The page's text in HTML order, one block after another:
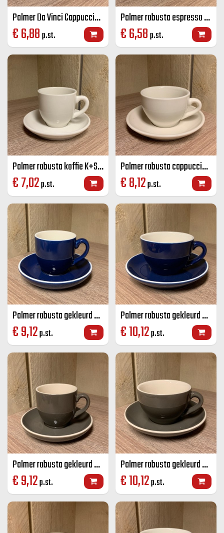
Palmer Da Vinci Cappuccino K+S 20 cl ivoor
€6,88p.st.
Palmer robusta espresso K+S ivoor 8 CL
€6,58p.st.
Palmer robusta koffie K+S ivoor 14 CL
€7,02p.st.
Palmer robusta cappuccino K+S ivoor 18 CL
€8,12p.st.
Palmer robusta gekleurd koffie K+S blauw 14 CL
€9,12p.st.
Palmer robusta gekleurd cappuccino K+S blauw 18 CL
€10,12p.st.
Palmer robusta gekleurd koffie K+S grijs 14 CL
€9,12p.st.
Palmer robusta gekleurd cappuccino K+S grijs 18 CL
€10,12p.st.